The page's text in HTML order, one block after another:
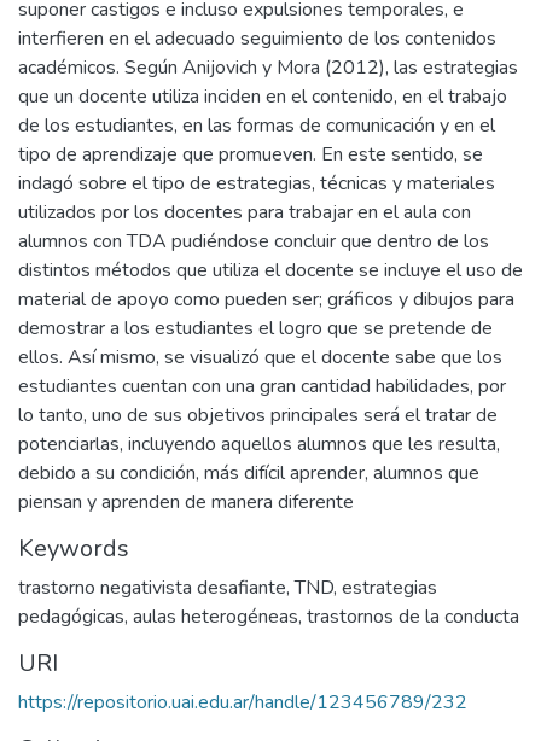
suponer castigos e incluso expulsiones temporales, e
interfieren en el adecuado seguimiento de los contenidos
académicos. Según Anijovich y Mora (2012), las estrategias
que un docente utiliza inciden en el contenido, en el trabajo
de los estudiantes, en las formas de comunicación y en el
tipo de aprendizaje que promueven. En este sentido, se
indagó sobre el tipo de estrategias, técnicas y materiales
utilizados por los docentes para trabajar en el aula con
alumnos con TDA pudiéndose concluir que dentro de los
distintos métodos que utiliza el docente se incluye el uso de
material de apoyo como pueden ser; gráficos y dibujos para
demostrar a los estudiantes el logro que se pretende de
ellos. Así mismo, se visualizó que el docente sabe que los
estudiantes cuentan con una gran cantidad habilidades, por
lo tanto, uno de sus objetivos principales será el tratar de
potenciarlas, incluyendo aquellos alumnos que les resulta,
debido a su condición, más difícil aprender, alumnos que
piensan y aprenden de manera diferente
Keywords
trastorno negativista desafiante, TND, estrategias
pedagógicas, aulas heterogéneas, trastornos de la conducta
URI
https://repositorio.uai.edu.ar/handle/123456789/232